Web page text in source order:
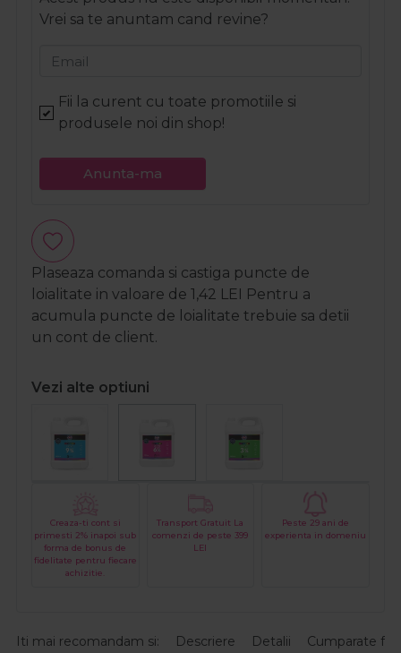
Vrei sa te anuntam cand revine?
Email
Fii la curent cu toate promotiile si
produsele noi din shop!
Anunta-ma
Plaseaza comanda si castiga puncte de
loialitate in valoare de 1,42 LEI
Pentru a
acumula puncte de loialitate trebuie sa detii
un cont de client.
Vezi alte optiuni
Creaza-ti cont si
primesti 2% inapoi sub
forma de bonus de
fidelitate pentru fiecare
achizitie.
Transport Gratuit La
comenzi de peste 399
LEI
Peste 29 ani de
experienta in domeniu
Iti mai recomandam si: Descriere Detalii Cumparate